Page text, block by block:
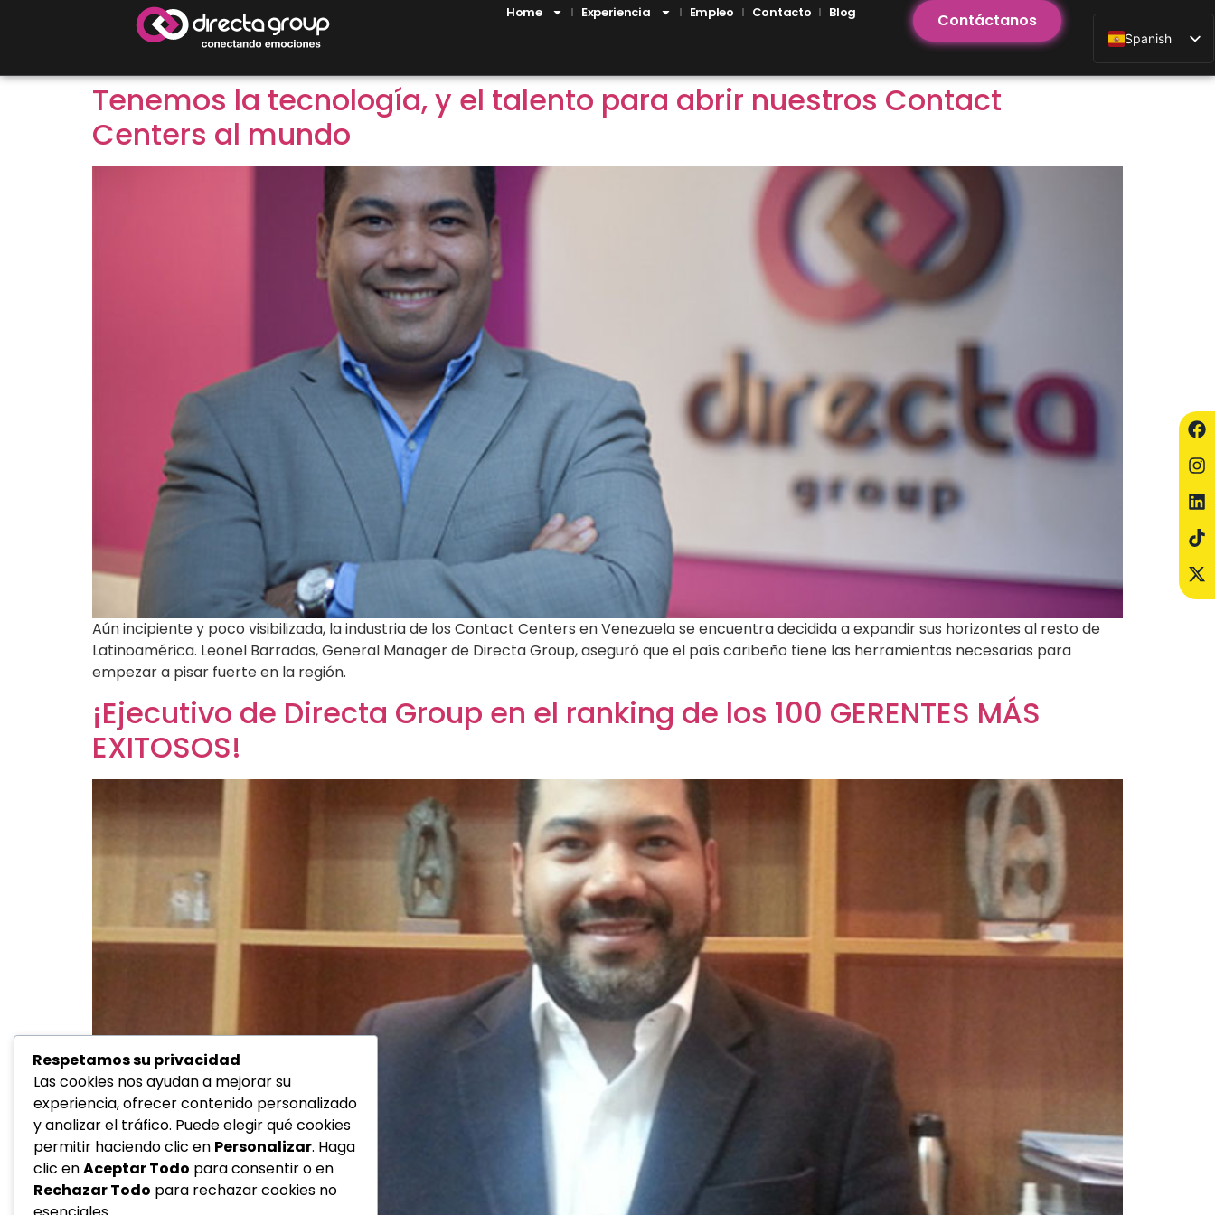
Contáctanos
Spanish
Home Experiencia Empleo Contacto Blog
Tenemos la tecnología, y el talento para abrir nuestros Contact
Centers al mundo
Aún incipiente y poco visibilizada, la industria de los Contact Centers en Venezuela se encuentra decidida a expandir sus horizontes al resto de
Latinoamérica. Leonel Barradas, General Manager de Directa Group, aseguró que el país caribeño tiene las herramientas necesarias para
empezar a pisar fuerte en la región.
¡Ejecutivo de Directa Group en el ranking de los 100 GERENTES MÁS
EXITOSOS!
Respetamos su privacidad
Las cookies nos ayudan a mejorar su
experiencia, ofrecer contenido personalizado
y analizar el tráfico. Puede elegir qué cookies
permitir haciendo clic en Personalizar. Haga
clic enAceptar Todo para consentir o en
Rechazar Todo para rechazar cookies no